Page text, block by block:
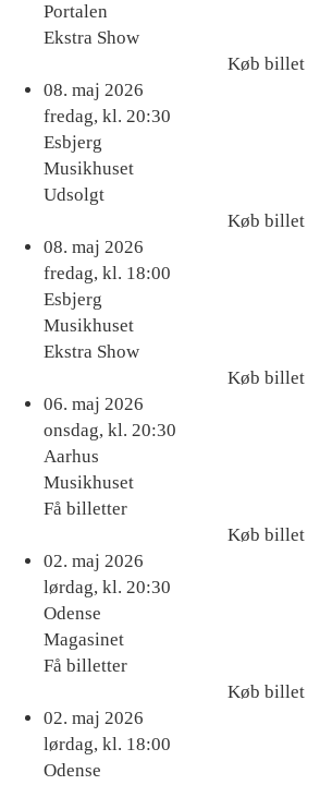
Portalen
Ekstra Show
Køb billet
Køb
billet
08. maj 2026
fredag, kl. 20:30
Esbjerg
Musikhuset
Udsolgt
Køb billet
Køb
billet
08. maj 2026
fredag, kl. 18:00
Esbjerg
Musikhuset
Ekstra Show
Køb billet
Køb
billet
06. maj 2026
onsdag, kl. 20:30
Aarhus
Musikhuset
Få billetter
Køb billet
Køb
billet
02. maj 2026
lørdag, kl. 20:30
Odense
Magasinet
Få billetter
Køb billet
Køb
billet
02. maj 2026
lørdag, kl. 18:00
Odense